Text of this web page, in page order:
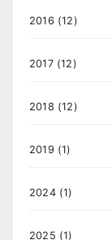
2016 (12)
2017(12)
2018 (12)
2019 (1)
2024(1)
2025 (1)